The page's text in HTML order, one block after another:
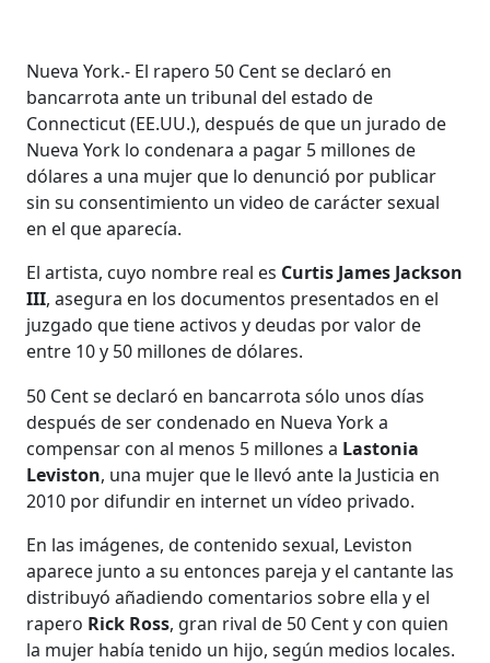
Nueva York.- El rapero 50 Cent se declaró en
bancarrota ante un tribunal del estado de
Connecticut (EE.UU.), después de que un jurado de
Nueva York lo condenara a pagar 5 millones de
dólares a una mujer que lo denunció por publicar
sin su consentimiento un video de carácter sexual
en el que aparecía.
El artista, cuyo nombre real es Curtis James Jackson
III, asegura en los documentos presentados en el
juzgado que tiene activos y deudas por valor de
entre 10 y 50 millones de dólares.
50 Cent se declaró en bancarrota sólo unos días
después de ser condenado en Nueva York a
compensar con al menos 5 millones a Lastonia
Leviston, una mujer que le llevó ante la Justicia en
2010 por difundir en internet un vídeo privado.
En las imágenes, de contenido sexual, Leviston
aparece junto a su entonces pareja y el cantante las
distribuyó añadiendo comentarios sobre ella y el
rapero Rick Ross, gran rival de 50 Cent y con quien
la mujer había tenido un hijo, según medios locales.